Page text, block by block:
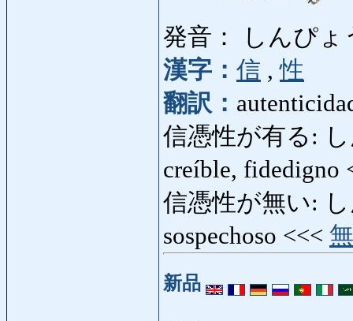
発音： しんぴょ
漢字： 信 ,性
翻訳：
信憑性が有る:
creíble, fidedigno
信憑性が無い:
sospechoso <<< 無
新品